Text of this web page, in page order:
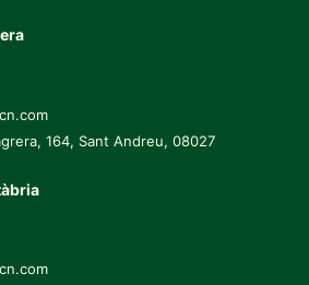
164, Sant Andreu, 08027